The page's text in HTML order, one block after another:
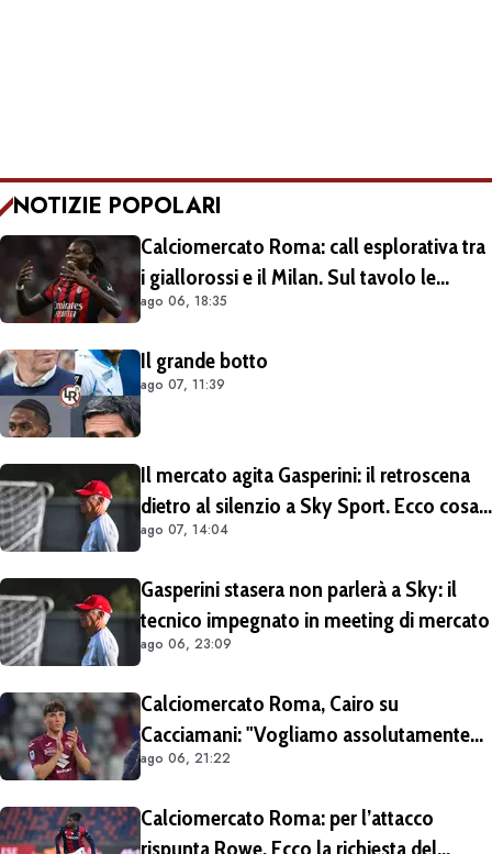
NOTIZIE POPOLARI
Calciomercato Roma: call esplorativa tra
i giallorossi e il Milan. Sul tavolo le
situazioni di Leao e Soulé
ago 06, 18:35
Il grande botto
ago 07, 11:39
Il mercato agita Gasperini: il retroscena
dietro al silenzio a Sky Sport. Ecco cosa
è emerso dal meeting con la proprietà
ago 07, 14:04
Gasperini stasera non parlerà a Sky: il
tecnico impegnato in meeting di mercato
ago 06, 23:09
Calciomercato Roma, Cairo su
Cacciamani: "Vogliamo assolutamente
tenerlo". Distanza tra i club sulla
ago 06, 21:22
Calciomercato Roma: per l’attacco
rispunta Rowe. Ecco la richiesta del